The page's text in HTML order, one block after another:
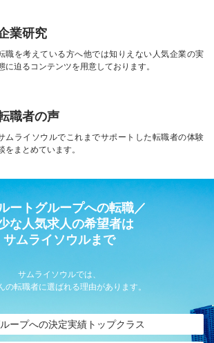
業研究
職を考えている方へ他では知りえない人気企業の実
に迫るコンテンツを用意しております。
職者の声
ムライソウルでこれまでサポートした転職者の体験
をまとめています。
ートグループへの転職／
な人気求人の希望者は
サムライソウルまで
サムライソウルでは、
の転職者に選ばれる理由があります。
ープへの決定実績トップクラス